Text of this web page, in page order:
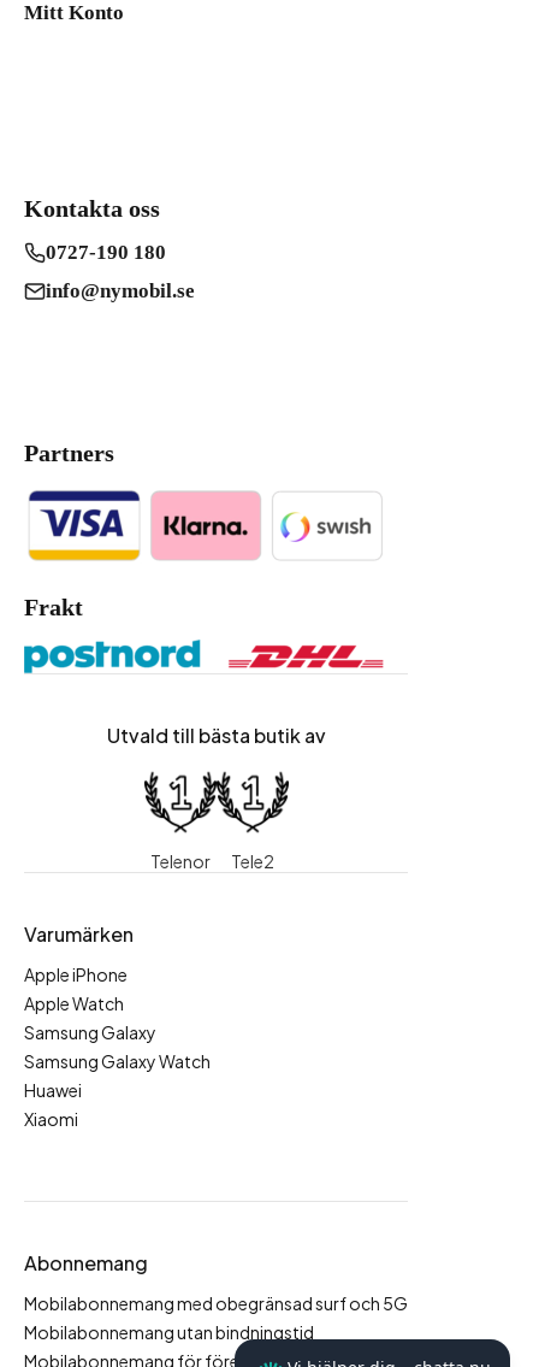
Mitt Konto
Kontakta oss
0727-190 180
info@nymobil.se
Partners
Frakt
Utvald till bästa butik av
Telenor Tele2
Varumärken
Apple iPhone
Apple Watch
Samsung Galaxy
Samsung Galaxy Watch
Huawei
Xiaomi
Abonnemang
Mobilabonnemang med obegränsad surf och 5G
Mobilabonnemang utan bindningstid
Mobilabonnemang för företag